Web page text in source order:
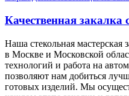
Качественная
Наша стекольная мастерская
в Москве и Московской
технологий и работа на
позволяют нам добиться
готовых изделий. Мы